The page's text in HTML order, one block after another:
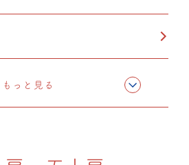
（リリース）
もっと見る